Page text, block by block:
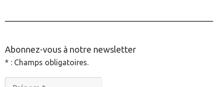
Abonnez-vous à notre newsletter
* : Champs obligatoires.